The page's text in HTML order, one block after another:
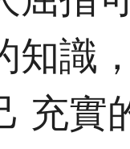
知識
充實